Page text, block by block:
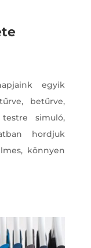
egyik
betűrve,
simuló,
hordjuk
könnyen